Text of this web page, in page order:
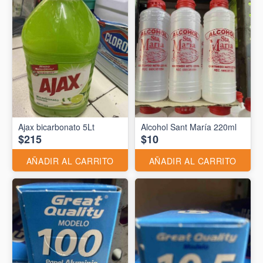
Ajax bicarbonato 5Lt
$215
AÑADIR AL CARRITO
Alcohol Sant María 220ml
$10
AÑADIR AL CARRITO